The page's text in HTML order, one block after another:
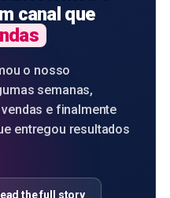
canal que
o nosso
semanas,
e finalmente
entregou resultados
the full story